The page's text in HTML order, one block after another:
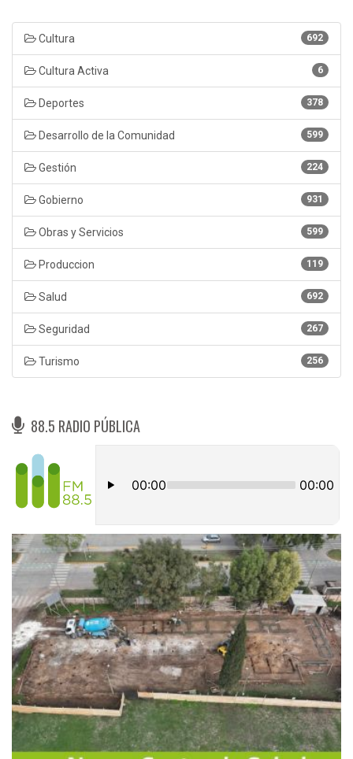
692
Cultura
6
Cultura Activa
378
Deportes
599
Desarrollo de la Comunidad
224
Gestión
931
Gobierno
599
Obras y Servicios
119
Produccion
692
Salud
267
Seguridad
256
Turismo
88.5 RADIO PÚBLICA